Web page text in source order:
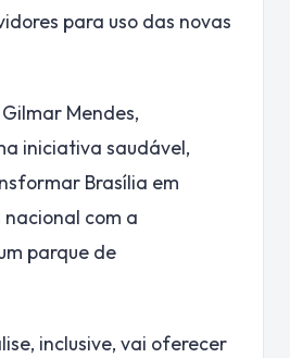
para uso das novas
Mendes,
iniciativa saudável,
Brasília em
com a
parque de
inclusive, vai oferecer